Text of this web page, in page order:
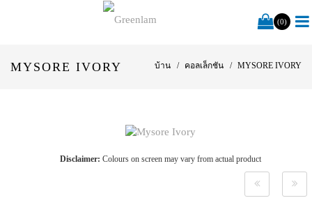
(0)
MYSORE IVORY บ้าน คอลเล็กชัน MYSORE IVORY
Disclaimer: Colours on screen may vary from actual product